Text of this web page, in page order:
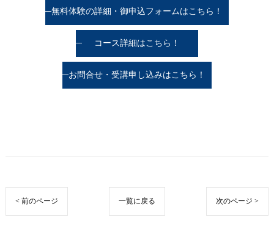
無料体験の詳細・御申込フォームはこちら！
コース詳細はこちら！
お問合せ・受講申し込みはこちら！
< 前のページ 一覧に戻る 次のページ >